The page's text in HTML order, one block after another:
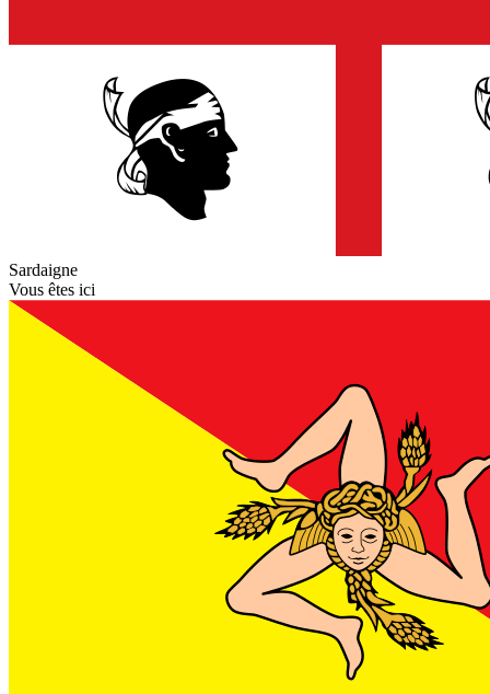
Sardaigne
Vous êtes ici